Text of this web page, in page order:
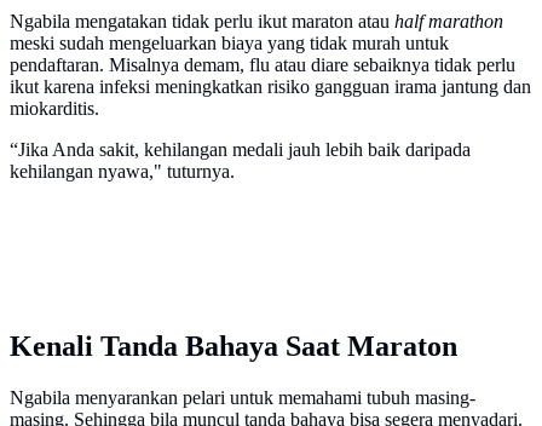
Ngabila mengatakan tidak perlu ikut maraton atau half marathon
meski sudah mengeluarkan biaya yang tidak murah untuk
pendaftaran. Misalnya demam, flu atau diare sebaiknya tidak perlu
ikut karena infeksi meningkatkan risiko gangguan irama jantung dan
miokarditis.
“Jika Anda sakit, kehilangan medali jauh lebih baik daripada
kehilangan nyawa," tuturnya.
Kenali Tanda Bahaya Saat Maraton
Ngabila menyarankan pelari untuk memahami tubuh masing-
masing. Sehingga bila muncul tanda bahaya bisa segera menyadari.